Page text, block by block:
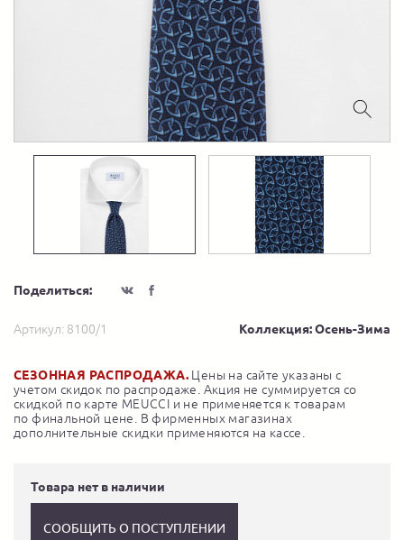
Поделиться:
Артикул: 8100/1 Коллекция: Осень-Зима
СЕЗОННАЯ РАСПРОДАЖА. Цены на сайте указаны с
учетом скидок по распродаже. Акция не суммируется со
скидкой по карте MEUCCI и не применяется к товарам
по финальной цене. В фирменных магазинах
дополнительные скидки применяются на кассе.
Товара нет в наличии
СООБЩИТЬ О ПОСТУПЛЕНИИ